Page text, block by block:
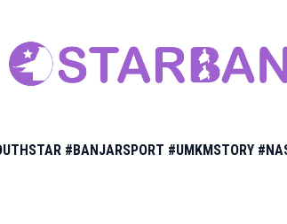
#BANJARSPORT #UMKMSTORY